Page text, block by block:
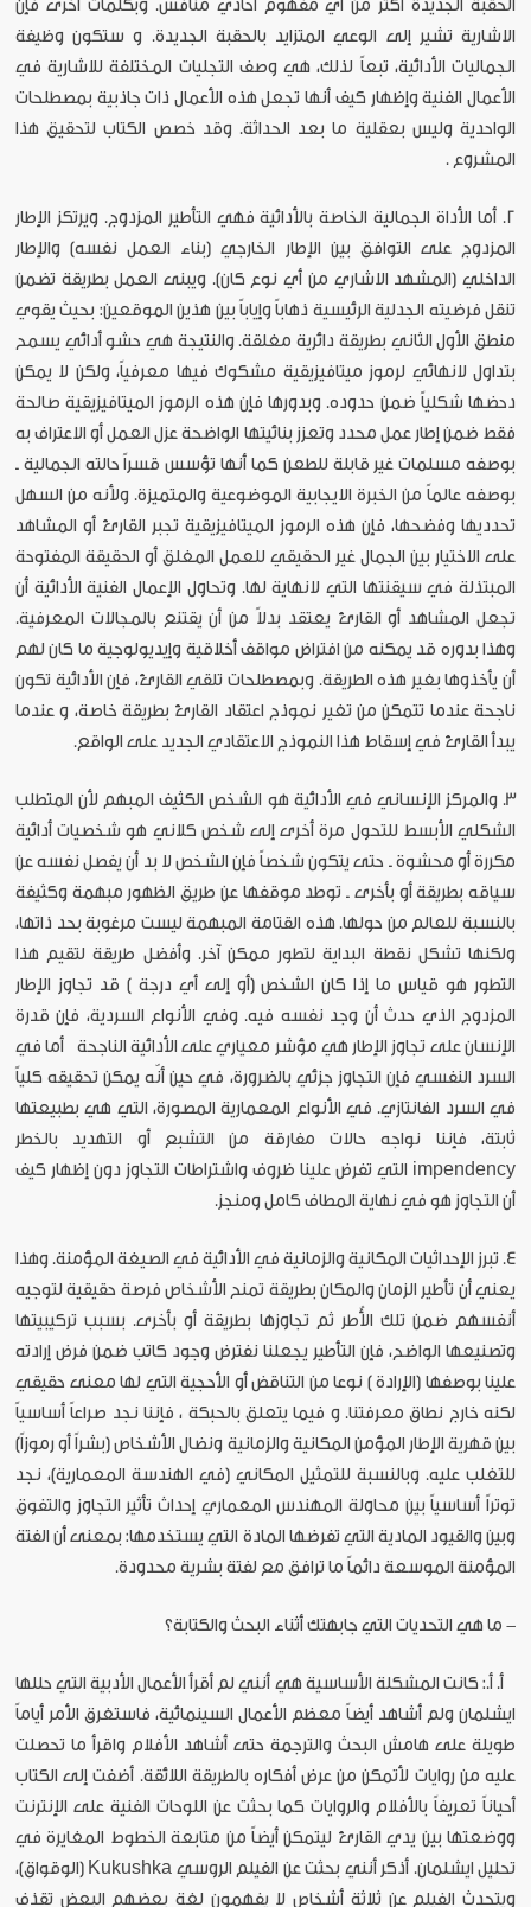
الحقبة الجديدة أكثر من أي مفهوم أحادي منافس. وبكلمات أخرى فإن
الاشارية تشير إلى الوعي المتزايد بالحقبة الجديدة. و ستكون وظيفة
الجماليات الأدائية، تبعاً لذلك، هي وصف التجليات المختلفة للاشارية في
الأعمال الفنية وإظهار كيف أنها تجعل هذه الأعمال ذات جاذبية بمصطلحات
الواحدية وليس بعقلية ما بعد الحداثة. وقد خصص الكتاب لتحقيق هذا
المشروع .
2. أما الأداة الجمالية الخاصة بالأدائية فهي التأطير المزدوج. ويرتكز الإطار
المزدوج على التوافق بين الإطار الخارجي (بناء العمل نفسه) والإطار
الداخلي (المشهد الاشاري من أي نوع كان). ويبنى العمل بطريقة تضمن
تنقل فرضيته الجدلية الرئيسية ذهاباً وإياباً بين هذين الموقعين: بحيث يقوي
منطق الأول الثاني بطريقة دائرية مغلقة. والنتيجة هي حشو أدائي يسمح
بتداول لانهائي لرموز ميتافيزيقية مشكوك فيها معرفياً، ولكن لا يمكن
دحضها شكلياً ضمن حدوده. وبدورها فإن هذه الرموز الميتافيزيقية صالحة
فقط ضمن إطار عمل محدد وتعزز بنائيتها الواضحة عزل العمل أو الاعتراف به
بوصفه مسلمات غير قابلة للطعن كما أنها تؤسس قسراً حالته الجمالية ـ
بوصفه عالماً من الخبرة الايجابية الموضوعية والمتميزة. ولأنه من السهل
تحدديها وفضحها، فإن هذه الرموز الميتافيزيقية تجبر القارئ أو المشاهد
على الاختيار بين الجمال غير الحقيقي للعمل المغلق أو الحقيقة المفتوحة
المبتذلة في سيقنتها التي لانهاية لها. وتحاول الإعمال الفنية الأدائية أن
تجعل المشاهد أو القارئ يعتقد بدلاً من أن يقتنع بالمجالات المعرفية.
وهذا بدوره قد يمكنه من افتراض مواقف أخلاقية وإيديولوجية ما كان لهم
أن يأخذوها بغير هذه الطريقة. وبمصطلحات تلقي القارئ، فإن الأدائية تكون
ناجحة عندما تتمكن من تغير نموذج اعتقاد القارئ بطريقة خاصة، و عندما
يبدأ القارئ في إسقاط هذا النموذج الاعتقادي الجديد على الواقع.
3. والمركز الإنساني في الأدائية هو الشخص الكثيف المبهم لأن المتطلب
الشكلي الأبسط للتحول مرة أخرى إلى شخص كلاني هو شخصيات أدائية
مكررة أو محشوة ـ حتى يتكون شخصاً فإن الشخص لا بد أن يفصل نفسه عن
سياقه بطريقة أو بأخرى ـ توطد موقفها عن طريق الظهور مبهمة وكثيفة
بالنسبة للعالم من حولها. هذه القتامة المبهمة ليست مرغوبة بحد ذاتها،
ولكنها تشكل نقطة البداية لتطور ممكن آخر. وأفضل طريقة لتقيم هذا
التطور هو قياس ما إذا كان الشخص (أو إلى أي درجة ) قد تجاوز الإطار
المزدوج الذي حدث أن وجد نفسه فيه. وفي الأنواع السردية، فإن قدرة
الإنسان على تجاوز الإطار هي مؤشر معياري على الأدائية الناجحة أما في
السرد النفسي فإن التجاوز جزئي بالضرورة، في حين أنّه يمكن تحقيقه كلياً
في السرد الفانتازي. في الأنواع المعمارية المصورة، التي هي بطبيعتها
ثابتة، فإننا نواجه حالات مفارقة من التشبع أو التهديد بالخطر
impendency التي تفرض علينا ظروف واشتراطات التجاوز دون إظهار كيف
أن التجاوز هو في نهاية المطاف كامل ومنجز.
4. تبرز الإحداثيات المكانية والزمانية في الأدائية في الصيغة المؤمنة. وهذا
يعني أن تأطير الزمان والمكان بطريقة تمنح الأشخاص فرصة حقيقية لتوجيه
أنفسهم ضمن تلك الأُطر ثم تجاوزها بطريقة أو بأخرى. بسبب تركيبيتها
وتصنيعها الواضح، فإن التأطير يجعلنا نفترض وجود كاتب ضمن فرض إرادته
علينا بوصفها (الإرادة ) نوعا من التناقض أو الأحجية التي لها معنى حقيقي
لكنه خارج نطاق معرفتنا. و فيما يتعلق بالحبكة ، فإننا نجد صراعاً أساسياً
بين قهرية الإطار المؤمن المكانية والزمانية ونضال الأشخاص (بشراً أو رموزاً)
للتغلب عليه. وبالنسبة للتمثيل المكاني (في الهندسة المعمارية)، نجد
توتراً أساسياً بين محاولة المهندس المعماري إحداث تأثير التجاوز والتفوق
وبين والقيود المادية التي تفرضها المادة التي يستخدمها: بمعنى أن الفتة
المؤمنة الموسعة دائماً ما ترافق مع لفتة بشرية محدودة.
- ما هي التحديات التي جابهتك أثناء البحث والكتابة؟
أ. أ.: كانت المشكلة الأساسية هي أنني لم أقرأ الأعمال الأدبية التي حللها
ايشلمان ولم أشاهد أيضاً معظم الأعمال السينمائية، فاستغرق الأمر أياماً
طويلة على هامش البحث والترجمة حتى أشاهد الأفلام واقرأ ما تحصلت
عليه من روايات لأتمكن من عرض أفكاره بالطريقة اللائقة. أضفت إلى الكتاب
أحياناً تعريفاً بالأفلام والروايات كما بحثت عن اللوحات الفنية على الإنترنت
ووضعتها بين يدي القارئ ليتمكن أيضاً من متابعة الخطوط المغايرة في
تحليل ايشلمان. أذكر أنني بحثت عن الفيلم الروسي Kukushka (الوقواق)،
ويتحدث الفيلم عن ثلاثة أشخاص لا يفهمون لغة بعضهم البعض تقذف